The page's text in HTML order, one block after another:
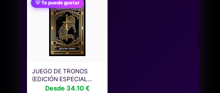
💡 Te puede gustar
JUEGO DE TRONOS
(EDICIÓN ESPECIAL
ILUSTRADA) (ÉXITOS)
Desde 34.10 €